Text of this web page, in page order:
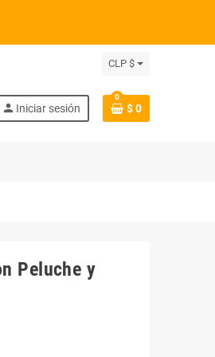
CLP $
person Iniciar sesión
0
$ 0
Peluche y